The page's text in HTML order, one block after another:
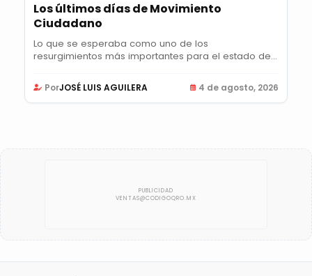
Los últimos días de Movimiento
Ciudadano
Lo que se esperaba como uno de los
resurgimientos más importantes para el estado de
PorJOSÉ LUIS AGUILERA 4 de agosto, 2026